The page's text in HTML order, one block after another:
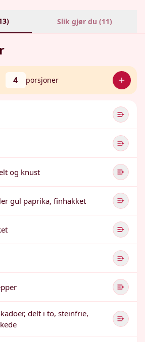
) Slik gjør du (11)
4 porsjoner
og knust
gul paprika, finhakket
delt i to, steinfrie,